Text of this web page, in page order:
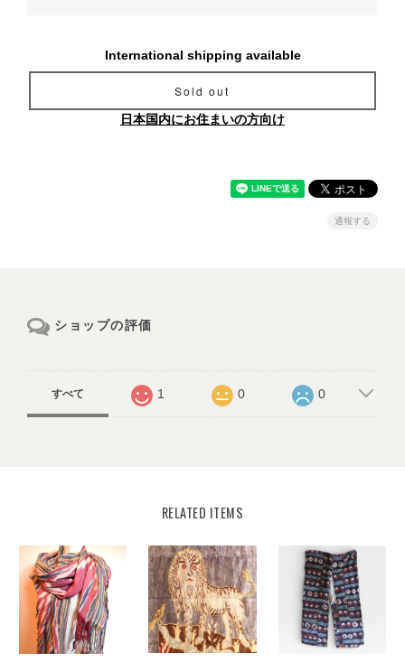
International shipping available
Sold out
日本国内にお住まいの方向け
通報する
ショップの評価
すべて 1 0 0
RELATED ITEMS